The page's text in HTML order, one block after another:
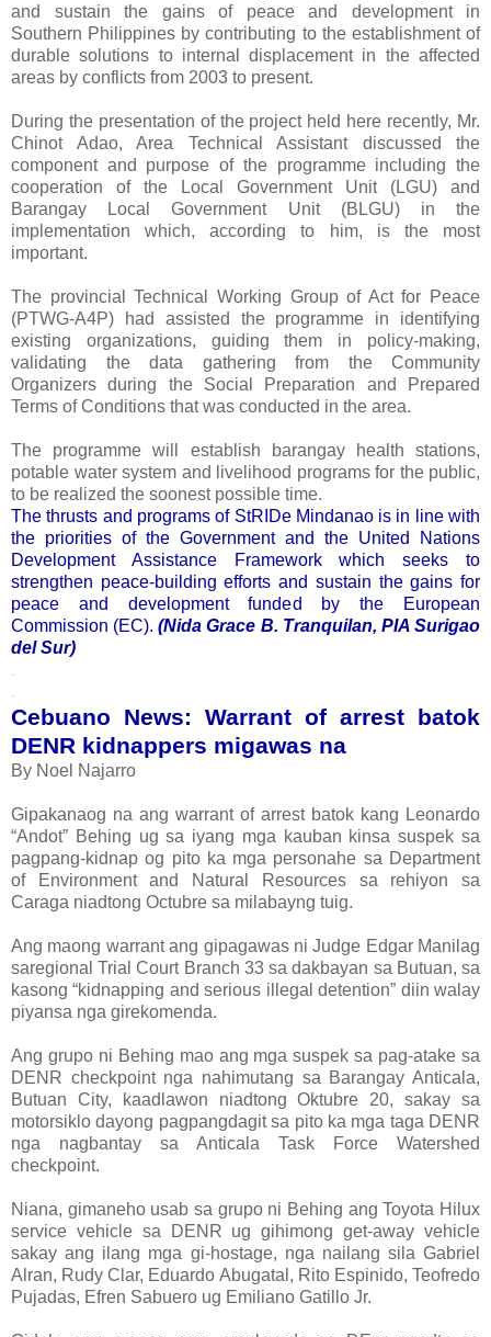
and sustain the gains of peace and development in
Southern Philippines by contributing to the establishment of
durable solutions to internal displacement in the affected
areas by conflicts from 2003 to present.
During the presentation of the project held here recently, Mr.
Chinot Adao, Area Technical Assistant discussed the
component and purpose of the programme including the
cooperation of the Local Government Unit (LGU) and
Barangay Local Government Unit (BLGU) in the
implementation which, according to him, is the most
important.
The provincial Technical Working Group of Act for Peace
(PTWG-A4P) had assisted the programme in identifying
existing organizations, guiding them in policy-making,
validating the data gathering from the Community
Organizers during the Social Preparation and Prepared
Terms of Conditions that was conducted in the area.
The programme will establish barangay health stations,
potable water system and livelihood programs for the public,
to be realized the soonest possible time.
The thrusts and programs of StRIDe Mindanao is in line with
the priorities of the Government and the United Nations
Development Assistance Framework which seeks to
strengthen peace-building efforts and sustain the gains for
peace and development funded by the European
Commission (EC).(Nida Grace B. Tranquilan, PIA Surigao
del Sur)
.
.
Cebuano News: Warrant of arrest batok
DENR kidnappers migawas na
By Noel Najarro
Gipakanaog na ang warrant of arrest batok kang Leonardo
“Andot” Behing ug sa iyang mga kauban kinsa suspek sa
pagpang-kidnap og pito ka mga personahe sa Department
of Environment and Natural Resources sa rehiyon sa
Caraga niadtong Octubre sa milabayng tuig.
Ang maong warrant ang gipagawas ni Judge Edgar Manilag
saregional Trial Court Branch 33 sa dakbayan sa Butuan, sa
kasong “kidnapping and serious illegal detention” diin walay
piyansa nga girekomenda.
Ang grupo ni Behing mao ang mga suspek sa pag-atake sa
DENR checkpoint nga nahimutang sa Barangay Anticala,
Butuan City, kaadlawon niadtong Oktubre 20, sakay sa
motorsiklo dayong pagpangdagit sa pito ka mga taga DENR
nga nagbantay sa Anticala Task Force Watershed
checkpoint.
Niana, gimaneho usab sa grupo ni Behing ang Toyota Hilux
service vehicle sa DENR ug gihimong get-away vehicle
sakay ang ilang mga gi-hostage, nga nailang sila Gabriel
Alran, Rudy Clar, Eduardo Abugatal, Rito Espinido, Teofredo
Pujadas, Efren Sabuero ug Emiliano Gatillo Jr.